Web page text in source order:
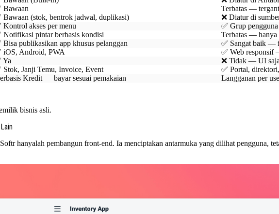
Bawaan
Terbatas —
Bawaan (stok, bentrok jadwal, duplikasi)
❌ Diatur di
Kontrol akses per menu
✅ Grup
Notifikasi pintar berbasis kondisi
Terbatas — hanya
Bisa publikasikan app khusus pelanggan
✅ Sangat baik —
iOS, Android, PWA
✅ Web responsif
Ya
❌ Tidak — UI saja
Stok, Janji Temu, Invoice, Event
✅ Portal,
Kredit — bayar sesuai pemakaian Langganan per
bisnis asli.
hanyalah pembangun front-end. Ia menciptakan antarmuka yang dilihat